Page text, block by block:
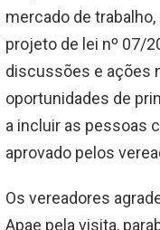
mercado de
projeto de lei nº 07/
discussões e ações
oportunidades de
a incluir as pessoas
aprovado pelos
Os vereadores
Apae pela visita,